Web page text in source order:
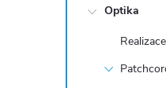
Optika